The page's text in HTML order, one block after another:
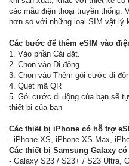
các mẫu điện thoại truyền thống.
hơn so với những loại SIM vật lý
Các bước để thêm eSIM vào
1. Vào phần Cài đặt.
2. Chọn vào Di động
3. Chọn vào Thêm gói cước di
4. Quét mã QR
5. Gói cước di động của bạn sẽ
thiết bị của bạn
Các thiết bị iPhone có hỗ trợ
- iPhone XS, iPhone XS Max,
Các thiết bị Samsung Galaxy
- Galaxy S23 / S23+ / S23 Ultra,